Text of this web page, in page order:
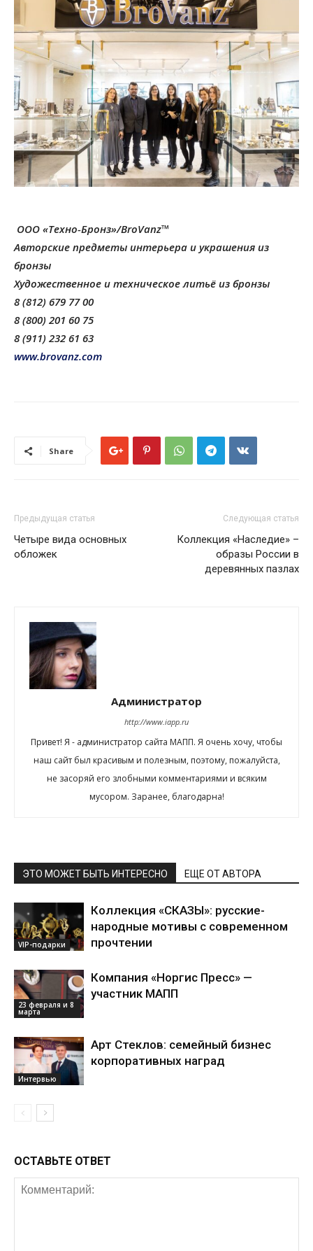
OOO «Техно-Бронз»/BroVanz™
Авторские предметы интерьера и украшения из
бронзы
Художественное и техническое литьё из бронзы
8 (812) 679 77 00
8 (800) 201 60 75
8 (911) 232 61 63
www.brovanz.com
Share
Предыдущая статья
Четыре вида основных
обложек
Следующая статья
Коллекция «Наследие» –
образы России в
деревянных пазлах
Администратор
http://www.iapp.ru
Привет! Я - администратор сайта МАПП. Я очень хочу, чтобы
наш сайт был красивым и полезным, поэтому, пожалуйста,
не засоряй его злобными комментариями и всяким
мусором. Заранее, благодарна!
ЭТО МОЖЕТ БЫТЬ ИНТЕРЕСНО ЕЩЕ ОТ АВТОРА
VIP-подарки
Коллекция «СКАЗЫ»: русские-
народные мотивы с современном
прочтении
23 февраля и 8
марта
Компания «Норгис Пресс» —
участник МАПП
Интервью
Арт Стеклов: семейный бизнес
корпоративных наград
ОСТАВЬТЕ ОТВЕТ